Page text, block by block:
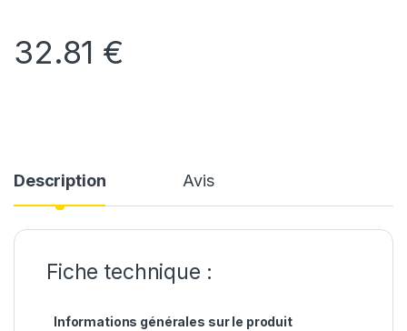
32.81 €
Description Avis
Fiche technique :
Informations générales sur le produit